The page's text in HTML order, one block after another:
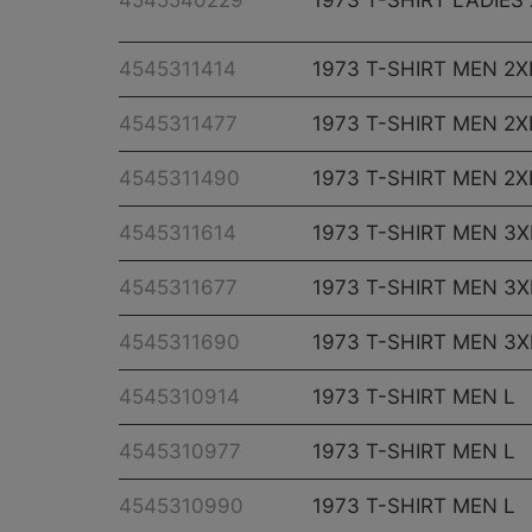
4545311414 1973 T-SHIRT MEN
4545311477 1973 T-SHIRT MEN
4545311490 1973 T-SHIRT MEN
4545311614 1973 T-SHIRT MEN
4545311677 1973 T-SHIRT MEN
4545311690 1973 T-SHIRT MEN
4545310914 1973 T-SHIRT MEN L
4545310977 1973 T-SHIRT MEN L
4545310990 1973 T-SHIRT MEN L